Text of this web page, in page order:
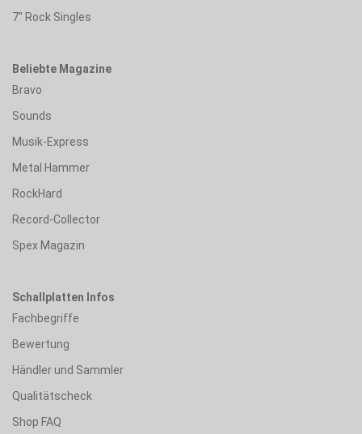
7" Rock Singles
Beliebte Magazine
Bravo
Sounds
Musik-Express
Metal Hammer
RockHard
Record-Collector
Spex Magazin
Schallplatten Infos
Fachbegriffe
Bewertung
Händler und Sammler
Qualitätscheck
Shop FAQ